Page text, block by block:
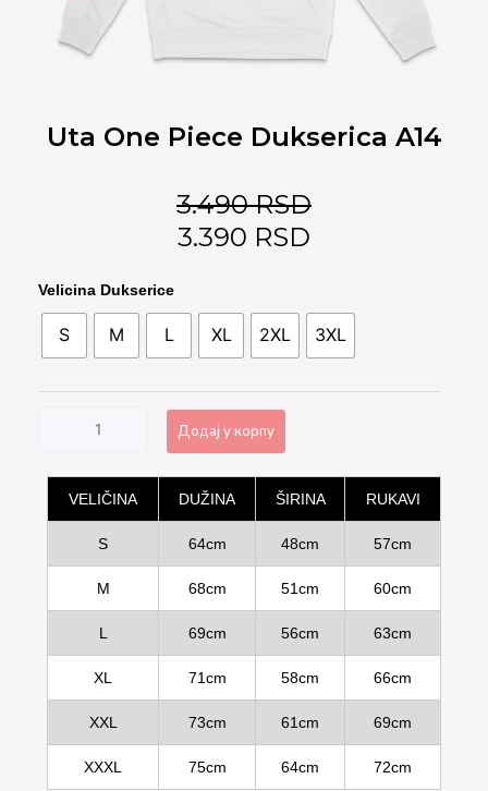
Uta One Piece Dukserica A14
3.490RSD
3.390 RSD
Velicina Dukserice
S M L XL 2XL 3XL
Uta
One
Piece
Dukserica
Додај у корпу
Alternative:
VELIČINA
DUŽINA ŠIRINA RUKAVI
S 64cm 48cm 57cm
M 68cm 51cm 60cm
L 69cm 56cm 63cm
XL 71cm 58cm 66cm
XXL 73cm 61cm 69cm
XXXL 75cm 64cm 72cm